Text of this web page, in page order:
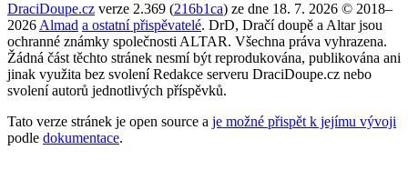
DraciDoupe.cz verze 2.369 (216b1ca) ze dne 18. 7. 2026 © 2018–
2026 Almad a ostatní přispěvatelé. DrD, Dračí doupě a Altar jsou
ochranné známky společnosti ALTAR. Všechna práva vyhrazena.
Žádná část těchto stránek nesmí být reprodukována, publikována ani
jinak využita bez svolení Redakce serveru DraciDoupe.cz nebo
svolení autorů jednotlivých příspěvků.
Tato verze stránek je open source a je možné přispět k jejímu vývoji
podle dokumentace.